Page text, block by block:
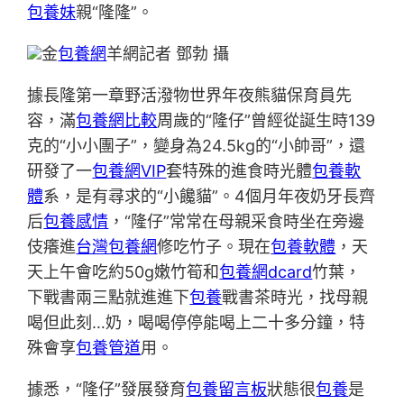
包養妹親“隆隆”。
金包養網羊網記者 鄧勃 攝
據長隆第一章野活潑物世界年夜熊貓保育員先
容，滿包養網比較周歲的“隆仔”曾經從誕生時139
克的“小小團子”，變身為24.5kg的“小帥哥”，還
研發了一包養網VIP套特殊的進食時光體包養軟
體系，是有尋求的“小饞貓”。4個月年夜奶牙長齊
后包養感情 ，“隆仔”常常在母親采食時坐在旁邊
伎癢進台灣包養網修吃竹子。現在包養軟體 ，天
天上午會吃約50g嫩竹筍和包養網dcard竹葉，
下戰書兩三點就進進下包養戰書茶時光，找母親
喝但此刻…奶，喝喝停停能喝上二十多分鐘，特
殊會享包養管道用。
據悉，“隆仔”發展發育包養留言板狀態很包養是